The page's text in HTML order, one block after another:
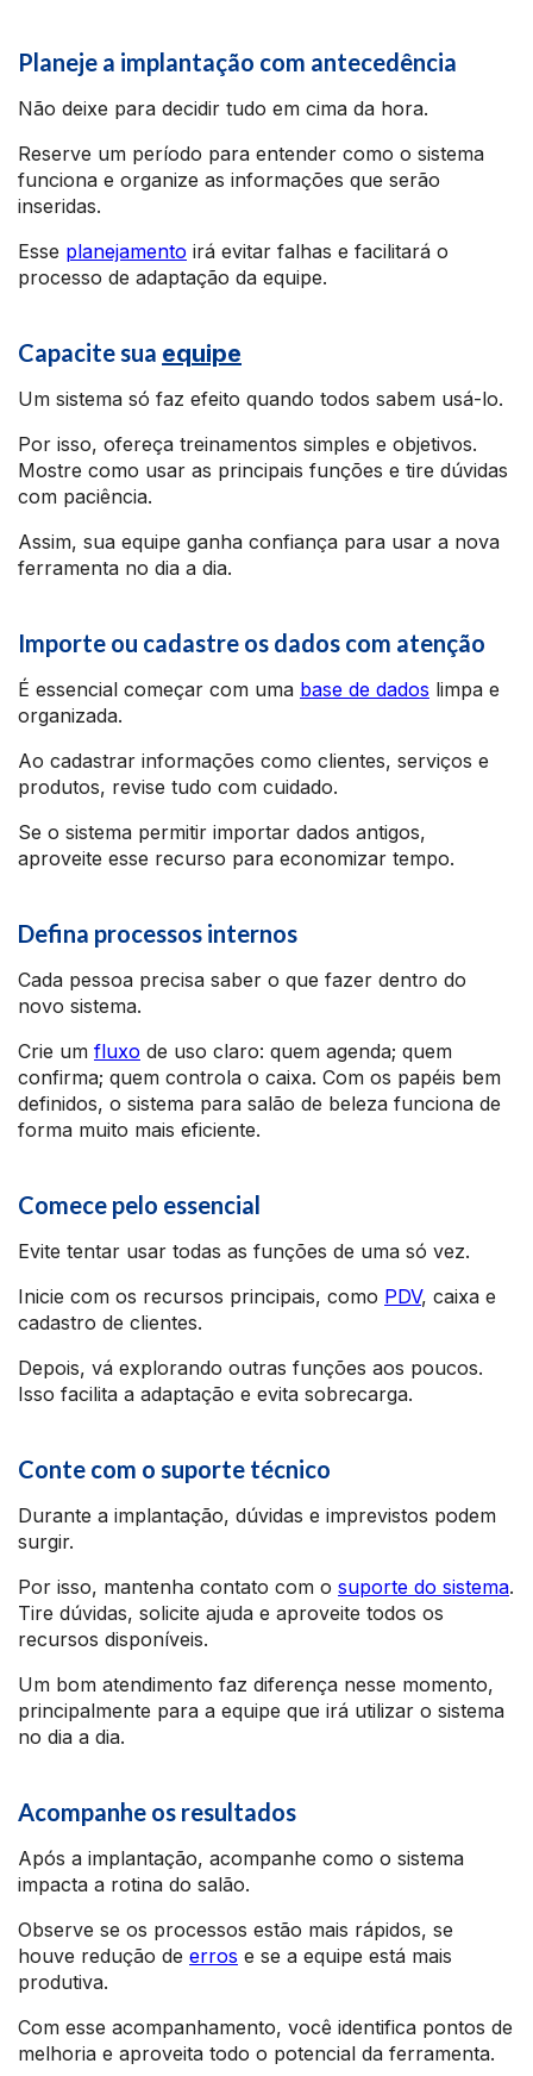
Planeje a implantação com antecedência
Não deixe para decidir tudo em cima da hora.
Reserve um período para entender como o sistema
funciona e organize as informações que serão
inseridas.
Esse planejamento irá evitar falhas e facilitará o
processo de adaptação da equipe.
Capacite sua equipe
Um sistema só faz efeito quando todos sabem usá-lo.
Por isso, ofereça treinamentos simples e objetivos.
Mostre como usar as principais funções e tire dúvidas
com paciência.
Assim, sua equipe ganha confiança para usar a nova
ferramenta no dia a dia.
Importe ou cadastre os dados com atenção
É essencial começar com uma base de dados limpa e
organizada.
Ao cadastrar informações como clientes, serviços e
produtos, revise tudo com cuidado.
Se o sistema permitir importar dados antigos,
aproveite esse recurso para economizar tempo.
Defina processos internos
Cada pessoa precisa saber o que fazer dentro do
novo sistema.
Crie um fluxo de uso claro: quem agenda; quem
confirma; quem controla o caixa. Com os papéis bem
definidos, o sistema para salão de beleza funciona de
forma muito mais eficiente.
Comece pelo essencial
Evite tentar usar todas as funções de uma só vez.
Inicie com os recursos principais, como PDV, caixa e
cadastro de clientes.
Depois, vá explorando outras funções aos poucos.
Isso facilita a adaptação e evita sobrecarga.
Conte com o suporte técnico
Durante a implantação, dúvidas e imprevistos podem
surgir.
Por isso, mantenha contato com o suporte do sistema.
Tire dúvidas, solicite ajuda e aproveite todos os
recursos disponíveis.
Um bom atendimento faz diferença nesse momento,
principalmente para a equipe que irá utilizar o sistema
no dia a dia.
Acompanhe os resultados
Após a implantação, acompanhe como o sistema
impacta a rotina do salão.
Observe se os processos estão mais rápidos, se
houve redução de erros e se a equipe está mais
produtiva.
Com esse acompanhamento, você identifica pontos de
melhoria e aproveita todo o potencial da ferramenta.